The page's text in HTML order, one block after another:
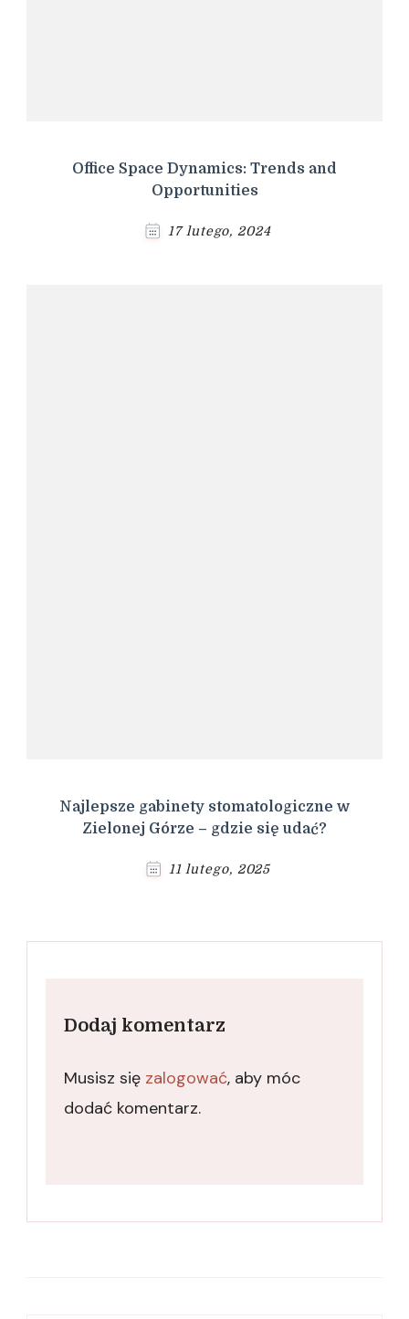
Office Space Dynamics: Trends and
Opportunities
17 lutego, 2024
Najlepsze gabinety stomatologiczne w
Zielonej Górze – gdzie się udać?
11 lutego, 2025
Dodaj komentarz
Musisz się zalogować, aby móc
dodać komentarz.